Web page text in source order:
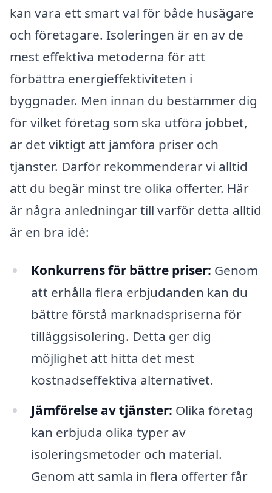
kan vara ett smart val för både husägare
och företagare. Isoleringen är en av de
mest effektiva metoderna för att
förbättra energieffektiviteten i
byggnader. Men innan du bestämmer dig
för vilket företag som ska utföra jobbet,
är det viktigt att jämföra priser och
tjänster. Därför rekommenderar vi alltid
att du begär minst tre olika offerter. Här
är några anledningar till varför detta alltid
är en bra idé:
Konkurrens för bättre priser: Genom
att erhålla flera erbjudanden kan du
bättre förstå marknadspriserna för
tilläggsisolering. Detta ger dig
möjlighet att hitta det mest
kostnadseffektiva alternativet.
Jämförelse av tjänster: Olika företag
kan erbjuda olika typer av
isoleringsmetoder och material.
Genom att samla in flera offerter får